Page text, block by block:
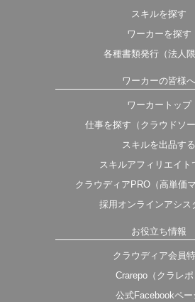
スキルを探す
ワーカーを探す
各種書類発行（法人限
ワーカーの皆様へ
ワーカートップ
仕事を探す（クラウドソー
スキルを出品する
スキルアフィリエイト
クラウディアPRO（高単価
採用オンラインアシス
お役立ち情報
クラウディア会員
Crarepo（クラレポ
公式Facebookペー